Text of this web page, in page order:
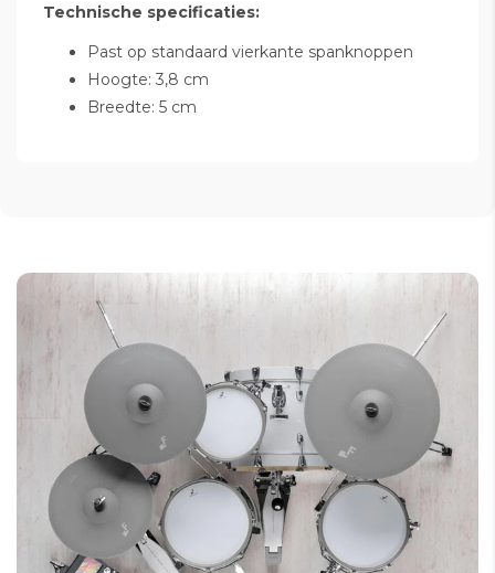
Technische specificaties:
Past op standaard vierkante spanknoppen
Hoogte: 3,8 cm
Breedte: 5 cm